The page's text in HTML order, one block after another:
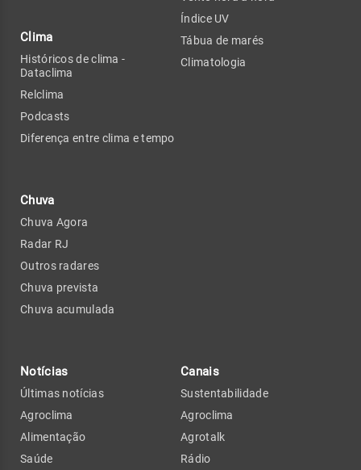
Clima
Históricos de clima -
Dataclima
Relclima
Podcasts
Diferença entre clima e tempo
Chuva
Chuva Agora
Radar RJ
Outros radares
Chuva prevista
Chuva acumulada
Índice UV
Tábua de marés
Climatologia
Notícias
Últimas notícias
Agroclima
Alimentação
Saúde
Canais
Sustentabilidade
Agroclima
Agrotalk
Rádio